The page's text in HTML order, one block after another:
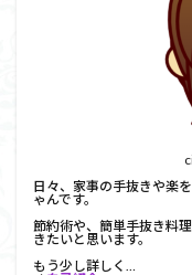
日々、家事の手抜きや楽
ゃんです。
節約術や、簡単手抜き料
きたいと思います。
もう少し詳しく…